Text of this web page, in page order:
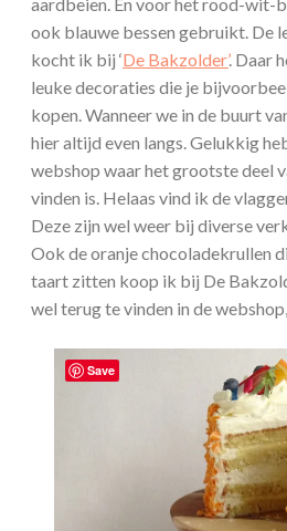
ook blauwe bessen gebruikt. De
kocht ik bij ‘De Bakzolder’. Daar
leuke decoraties die je
kopen. Wanneer we in de buurt
hier altijd even langs. Gelukkig
webshop waar het grootste deel
vinden is. Helaas vind ik de
Deze zijn wel weer bij diverse
Ook de oranje chocoladekrullen
taart zitten koop ik bij De
wel terug te vinden in de
Save